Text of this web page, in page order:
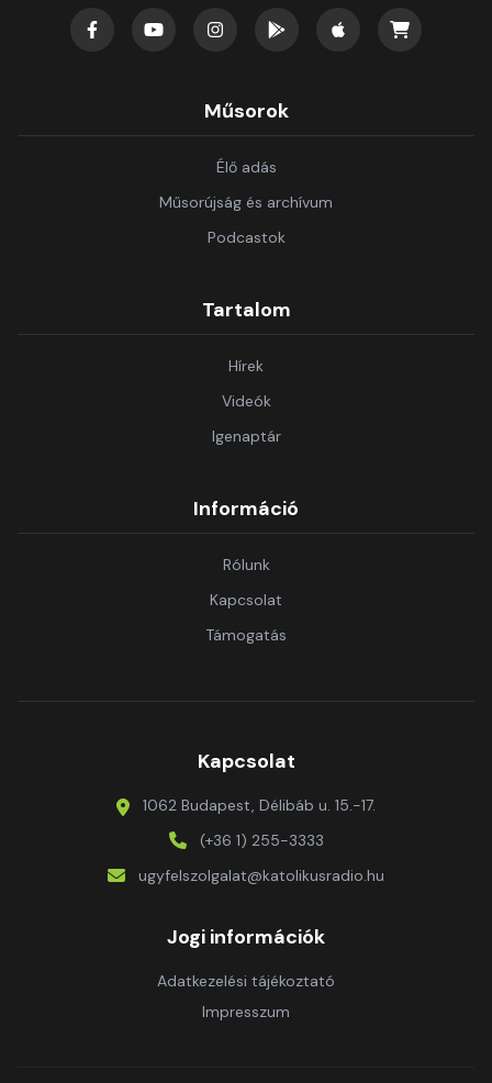
Műsorok
Élő adás
Műsorújság és archívum
Podcastok
Tartalom
Hírek
Videók
Igenaptár
Információ
Rólunk
Kapcsolat
Támogatás
Kapcsolat
1062 Budapest, Délibáb u. 15.-17.
(+36 1) 255-3333
ugyfelszolgalat@katolikusradio.hu
Jogi információk
Adatkezelési tájékoztató
Impresszum